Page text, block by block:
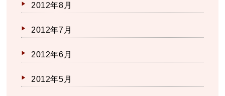
2012年8月
2012年7月
2012年6月
2012年5月